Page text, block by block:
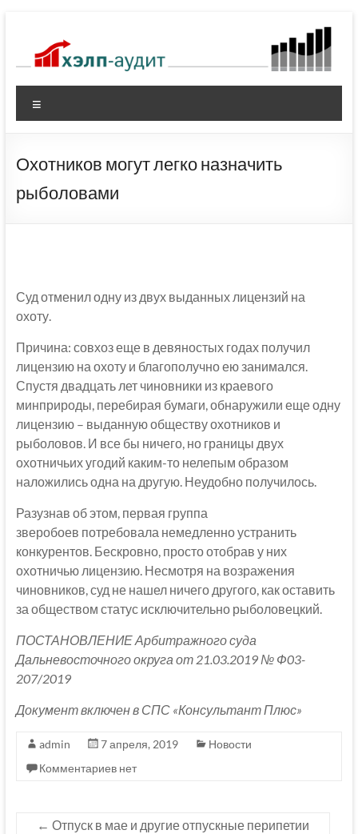
содержимому
Охотников могут легко назначить
рыболовами
Суд отменил одну из двух выданных лицензий на
охоту.
Причина: совхоз еще в девяностых годах получил
лицензию на охоту и благополучно ею занимался.
Спустя двадцать лет чиновники из краевого
минприроды, перебирая бумаги, обнаружили еще одну
лицензию – выданную обществу охотников и
рыболовов. И все бы ничего, но границы двух
охотничьих угодий каким-то нелепым образом
наложились одна на другую. Неудобно получилось.
Разузнав об этом, первая группа
зверобоев потребовала немедленно устранить
конкурентов. Бескровно, просто отобрав у них
охотничью лицензию. Несмотря на возражения
чиновников, суд не нашел ничего другого, как оставить
за обществом статус исключительно рыболовецкий.
ПОСТАНОВЛЕНИЕ Арбитражного суда
Дальневосточного округа от 21.03.2019 № Ф03-
207/2019
Документ включен в СПС «Консультант Плюс»
admin 7 апреля, 2019
Новости
Комментариев нет
← Отпуск в мае и другие отпускные перипетии